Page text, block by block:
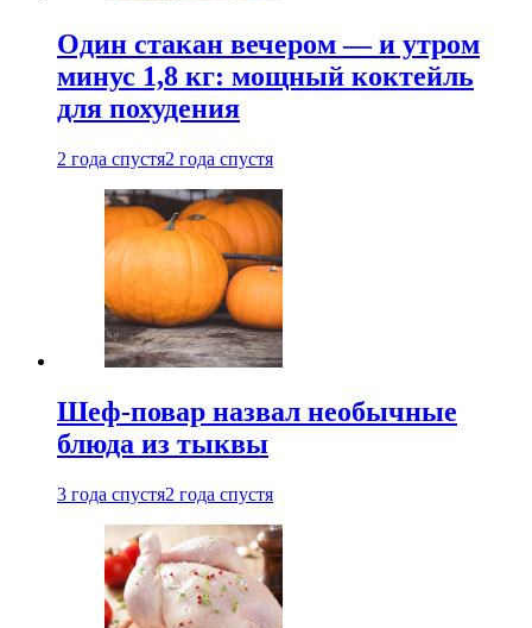
Один стакан вечером — и утром
минус 1,8 кг: мощный коктейль
для похудения
2 года спустя2 года спустя
Шеф-повар назвал необычные
блюда из тыквы
3 года спустя2 года спустя